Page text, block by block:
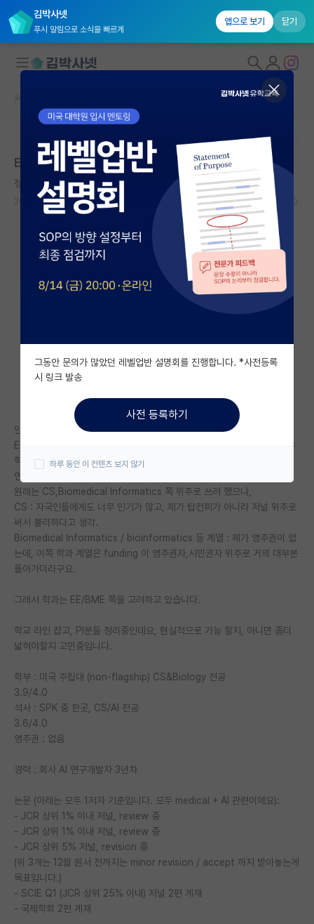
김박사넷
푸시 알림으로 소식을 빠르게
앱으로 보기 닫기
대학원생 모집
국내대학원 정보
연구실&오픈랩
커뮤니티
커뮤니티 홈
전체글보기
베스트 게시판
자유 게시판(아무개랩)
미국 유학 게시판
미국 대학원 합격 후기 게시판
대학원생 모집 게시판
연구실(PI) 홍보 게시판
석박사 채용 정보 게시판
임용 정보 게시판
학부 인턴 게시판
취업 게시판
임용 후기 게시판
PI 전용 게시판
인문사회 계열 게시판
특수/전문대학원 게시판
반도체/AI 게시판
장학금/장학생 게시판
홍보 게시판
커리어
유학교육
이벤트
커뮤니티 홈
본문이 수정되지 않는 박제글입니다.
EE/BME 학교 선정 도움 부탁 드립니다.
정직한 존 롤스
2026.05.08 20 1785
안녕하세요.
EE / BME (Biomedical Engineering) 쪽으로 27년 9월 입학 목표로 유
학 준비중입니다.
연구분야는 vision AI + Medical 쪽입니다.
원래는 CS,Biomedical Informatics 쪽 위주로 쓰려 했으나,
CS : 자국인들에게도 너무 인기가 많고, 제가 탑컨퍼가 아니라 저널 위주로
써서 불리하다고 생각.
Biomedical Informatics / bioinformatics 등 계열 : 제가 영주권이 없
는데, 이쪽 학과 계열은 funding 이 영주권자,시민권자 위주로 거의 대부분
돌아가더라구요.
그래서 학과는 EE/BME 쪽을 고려하고 있습니다.
학교 라인 잡고, PI분들 정리중인데요, 현실적으로 가능 할지, 아니면 좀더
넓혀야할지 고민중입니다.
학부 : 미국 주립대 (non-flagship) CS&Biology 전공
3.9/4.0
석사 : SPK 중 한곳, CS/AI 전공
3.6/4.0
영주권 : 없음
경력 : 회사 AI 연구개발자 3년차
논문 (아래는 모두 1저자 기준입니다. 모두 medical + AI 관련이에요):
- JCR 상위 1% 이내 저널, review 중
- JCR 상위 1% 이내 저널, review 중
- JCR 상위 5% 저널, revision 중
(위 3개는 12월 원서 전까지는 minor revision / accept 까지 받아놓는게
목표입니다.)
- SCIE Q1 (JCR 상위 25% 이내) 저널 2편 게재
- 국제학회 2편 게재
그동안 문의가 많았던 레벨업반 설명회를 진행합니다. *사전등록
시 링크 발송
사전 등록하기
하루 동안 이 컨텐츠 보지 않기